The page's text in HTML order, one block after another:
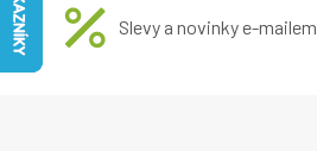
Slevy a novinky e-mailem